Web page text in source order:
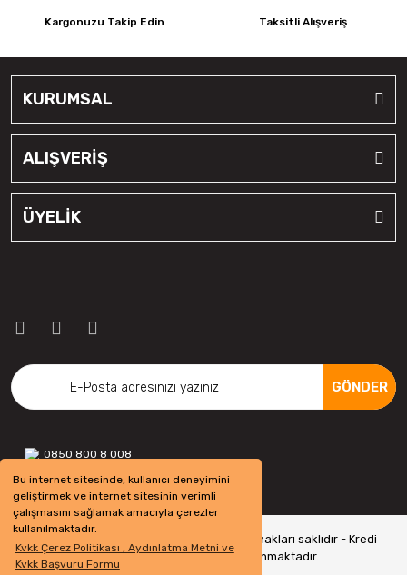
Bu internet sitesinde, kullanıcı deneyimini
geliştirmek ve internet sitesinin verimli
çalışmasını sağlamak amacıyla çerezler
kullanılmaktadır.
Kvkk Çerez Politikası , Aydınlatma Metni ve
Kvkk Başvuru Formu
Kargonuzu Takip Edin Taksitli Alışveriş
KURUMSAL
ALIŞVERİŞ
ÜYELİK
GÖNDER
0850 800 8 008
Copyright 2022 © - otolastikavm.com - Tüm hakları saklıdır - Kredi
kartı bilgileriniz 256bit SSL Sertifikası ile Korunmaktadır.